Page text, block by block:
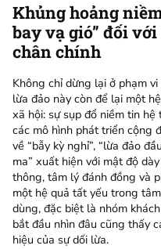
Khủng hoảng
bay vạ gió” đối
chân chính
Không chỉ dừng lại ở phạm
lừa đảo này còn để lại một
xã hội: sự sụp đổ niềm tin
các mô hình phát triển cộng
về “bẫy kỳ nghỉ”, “lừa đảo
ma” xuất hiện với mật độ
thông, tâm lý đánh đồng và
một hệ quả tất yếu trong
dùng, đặc biệt là nhóm
bắt đầu nhìn đâu cũng thấy
hiệu của sự dối lừa.